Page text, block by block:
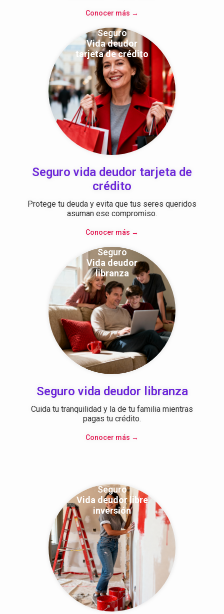
Conocer más →
Seguro
Vida deudor
tarjeta de crédito
Seguro vida deudor tarjeta de
crédito
Protege tu deuda y evita que tus seres queridos
asuman ese compromiso.
Conocer más →
Seguro
Vida deudor
libranza
Seguro vida deudor libranza
Cuida tu tranquilidad y la de tu familia mientras
pagas tu crédito.
Conocer más →
Seguro
Vida deudor libre
inversión